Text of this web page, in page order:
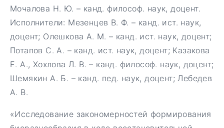
Мочалова Н. Ю. – канд. философ. наук, доцент.
Исполнители: Мезенцев В. Ф. – канд. ист. наук,
доцент; Олешкова А. М. – канд. ист. наук, доцент;
Потапов С. А. – канд. ист. наук, доцент; Казакова
Е. А., Хохлова Л. В. – канд. философ. наук, доцент;
Шемякин А. Б. – канд. пед. наук, доцент; Лебедев
А. В.
«Исследование закономерностей формирования